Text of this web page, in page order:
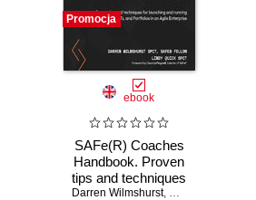
Promocja
ebook
SAFe(R) Coaches
Handbook. Proven
tips and techniques
for launching and
Darren Wilmshurst, Dean Leffingwell